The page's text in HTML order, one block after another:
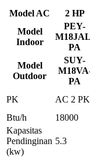
Model AC 2 HP
Model
Indoor
PEY-
PA
Model
Outdoor
SUY-
PA
PK
AC 2 PK
Btu/h
18000
Kapasitas
Pendinginan
(kw)
5.3